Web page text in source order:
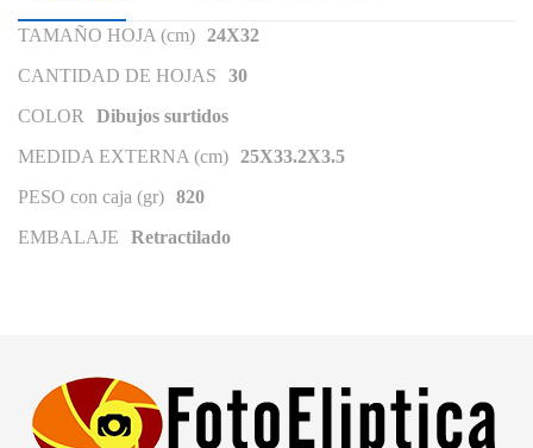
TAMAÑO HOJA (cm)
24X32
CANTIDAD DE HOJAS
30
COLOR
Dibujos surtidos
MEDIDA EXTERNA (cm)
25X33.2X3.5
PESO con caja (gr) 820
EMBALAJE
Retractilado